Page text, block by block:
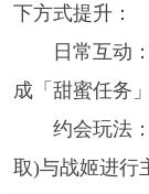
下方式提升：
日常互动
成「甜蜜任务
约会玩法
取)与战姬进行